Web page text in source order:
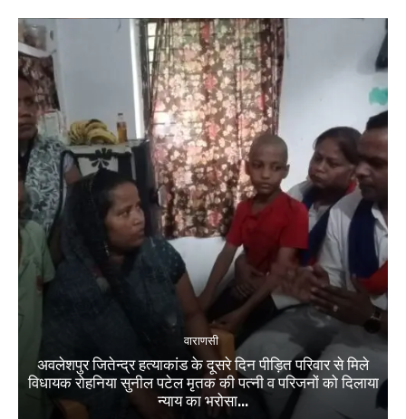
वाराणसी
अवलेशपुर जितेन्द्र हत्याकांड के दूसरे दिन पीड़ित परिवार से मिले
विधायक रोहनिया सुनील पटेल मृतक की पत्नी व परिजनों को दिलाया
न्याय का भरोसा...